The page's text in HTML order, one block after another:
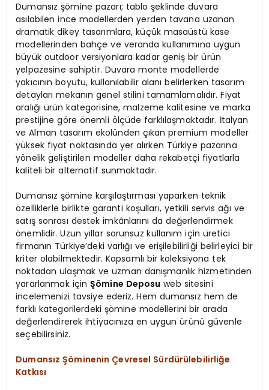
Dumansız şömine pazarı; tablo şeklinde duvara
asılabilen ince modellerden yerden tavana uzanan
dramatik dikey tasarımlara, küçük masaüstü kase
modellerinden bahçe ve veranda kullanımına uygun
büyük outdoor versiyonlara kadar geniş bir ürün
yelpazesine sahiptir. Duvara monte modellerde
yakıcının boyutu, kullanılabilir alanı belirlerken tasarım
detayları mekanın genel stilini tamamlamalıdır. Fiyat
aralığı ürün kategorisine, malzeme kalitesine ve marka
prestijine göre önemli ölçüde farklılaşmaktadır. İtalyan
ve Alman tasarım ekolünden çıkan premium modeller
yüksek fiyat noktasında yer alırken Türkiye pazarına
yönelik geliştirilen modeller daha rekabetçi fiyatlarla
kaliteli bir alternatif sunmaktadır.
Dumansız şömine karşılaştırması yaparken teknik
özelliklerle birlikte garanti koşulları, yetkili servis ağı ve
satış sonrası destek imkânlarını da değerlendirmek
önemlidir. Uzun yıllar sorunsuz kullanım için üretici
firmanın Türkiye’deki varlığı ve erişilebilirliği belirleyici bir
kriter olabilmektedir. Kapsamlı bir koleksiyona tek
noktadan ulaşmak ve uzman danışmanlık hizmetinden
yararlanmak için Şömine Deposu web sitesini
incelemenizi tavsiye ederiz. Hem dumansız hem de
farklı kategorilerdeki şömine modellerini bir arada
değerlendirerek ihtiyacınıza en uygun ürünü güvenle
seçebilirsiniz.
Dumansız Şöminenin Çevresel Sürdürülebilirliğe
Katkısı